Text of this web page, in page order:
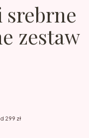
srebrne
zestaw
299 zł